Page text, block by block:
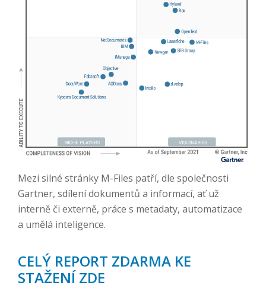
Mezi silné stránky M-Files patří, dle společnosti
Gartner, sdílení dokumentů a informací, ať už
interně či externě, práce s metadaty, automatizace
a umělá inteligence.
CELÝ REPORT ZDARMA KE
STAŽENÍ ZDE